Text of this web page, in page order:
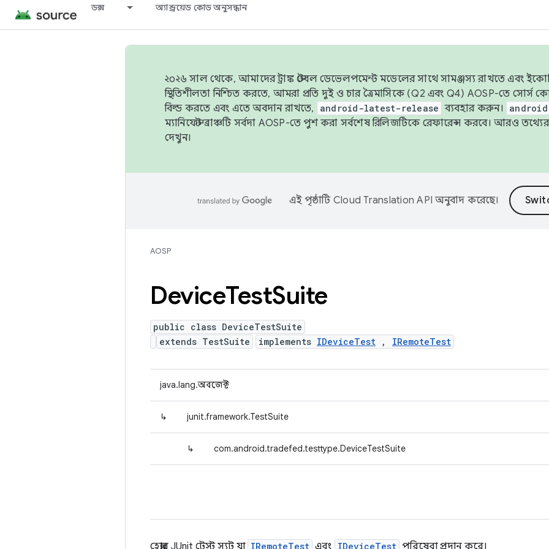
ডক্স অ্যান্ড্রয়েড কোড অনুসন্ধান
২০২৬ সাল থেকে, আমাদের ট্রাঙ্ক স্টেবল ডেভেলপমেন্ট মডেলের সাথে সামঞ্জস্য রাখতে এবং
স্থিতিশীলতা নিশ্চিত করতে, আমরা প্রতি দুই ও চার ত্রৈমাসিকে (Q2 এবং Q4) AOSP-তে সোর্স
বিল্ড করতে এবং এতে অবদান রাখতে,
android-latest-release ব্যবহার করুন।
ম্যানিফেস্ট ব্রাঞ্চটি সর্বদা AOSP-তে পুশ করা সর্বশেষ রিলিজটিকে রেফারেন্স করবে। আরও
দেখুন।
এই পৃষ্ঠাটি Cloud Translation API অনুবাদ করেছে।
AOSP
DeviceTestSuite
public class DeviceTestSuite
extends TestSuite
implements IDeviceTest , IRemoteTest
java.lang.অবজেক্ট
↳ junit.framework.TestSuite
↳ com.android.tradefed.testtype.DeviceTestSuite
হেল্পার JUnit টেস্ট স্যুট যা IRemoteTest এবং IDeviceTest পরিষেবা প্রদান করে।